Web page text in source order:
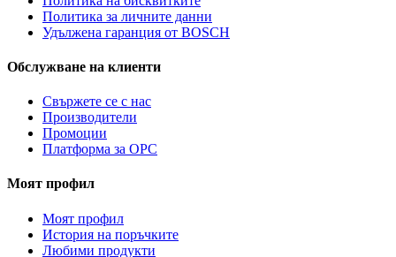
Политика за личните данни
Удължена гаранция от BOSCH
Обслужване на клиенти
Свържете се с нас
Производители
Промоции
Платформа за ОРС
Моят профил
Моят профил
История на поръчките
Любими продукти